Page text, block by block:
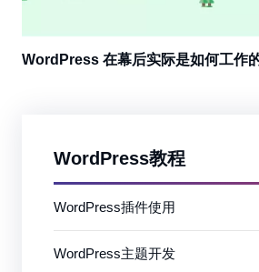
WordPress 在幕后实际是如何工作
WordPress教程
WordPress插件使用
WordPress主题开发